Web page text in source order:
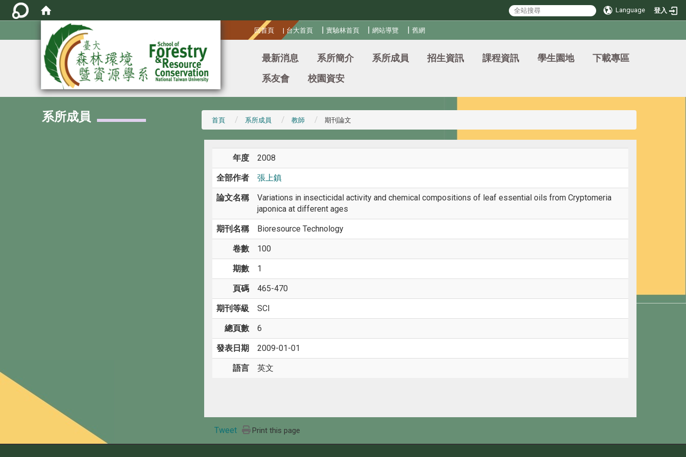
Language 登入
回首頁 | 台大首頁 | 實驗林首頁 |網站導覽 |舊網
最新消息 系所簡介 系所成員 招生資訊 課程資訊 學生園地
下載專區
系友會
校園資安
系所成員 首頁 系所成員 教師 期刊論文
年度 2008
全部作者 張上鎮
論文名稱
Variations in insecticidal activity and chemical compositions of leaf essential oils from Cryptomeria
japonica at different ages
期刊名稱 Bioresource Technology
卷數 100
期數 1
頁碼 465-470
期刊等級 SCI
總頁數 6
發表日期 2009-01-01
語言 英文
Tweet Print this page